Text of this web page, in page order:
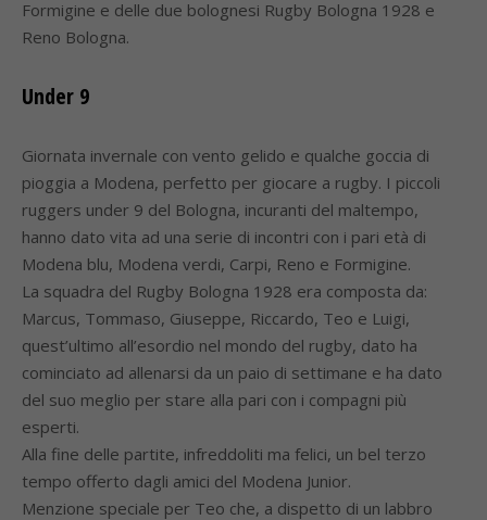
Formigine e delle due bolognesi Rugby Bologna 1928 e
Reno Bologna.
Under 9
Giornata invernale con vento gelido e qualche goccia di
pioggia a Modena, perfetto per giocare a rugby. I piccoli
ruggers under 9 del Bologna, incuranti del maltempo,
hanno dato vita ad una serie di incontri con i pari età di
Modena blu, Modena verdi, Carpi, Reno e Formigine.
La squadra del Rugby Bologna 1928 era composta da:
Marcus, Tommaso, Giuseppe, Riccardo, Teo e Luigi,
quest’ultimo all’esordio nel mondo del rugby, dato ha
cominciato ad allenarsi da un paio di settimane e ha dato
del suo meglio per stare alla pari con i compagni più
esperti.
Alla fine delle partite, infreddoliti ma felici, un bel terzo
tempo offerto dagli amici del Modena Junior.
Menzione speciale per Teo che, a dispetto di un labbro